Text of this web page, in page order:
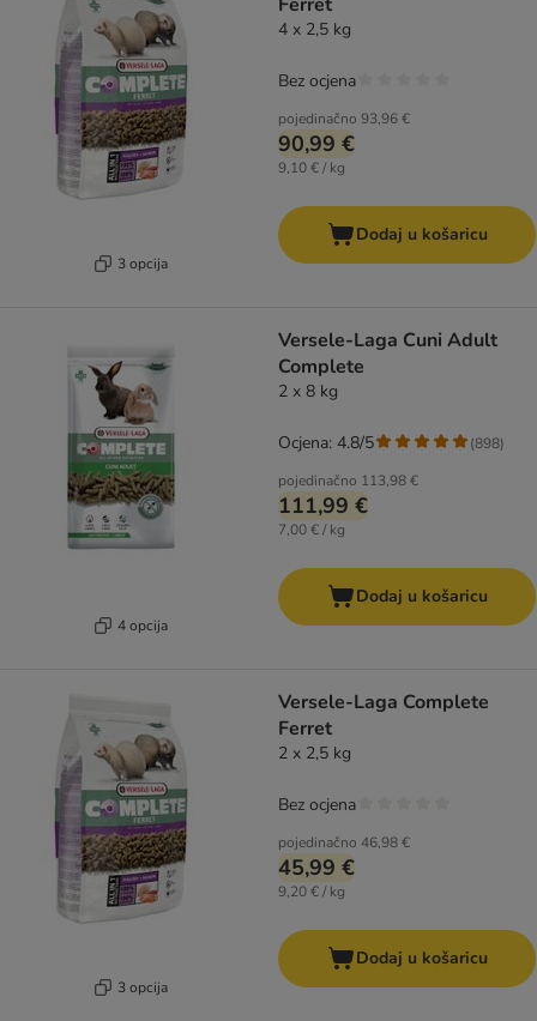
3 opcija
4 x 2,5 kg
pojedinačno 93,96 €
90,99 €
9,10 € / kg
Bez ocjena
Dodaj u košaricu
4 opcija
Versele-Laga Cuni Adult
Complete
2 x 8 kg
pojedinačno 113,98 €
111,99 €
7,00 € / kg
Ocjena: 4.8/5 (898)
Dodaj u košaricu
3 opcija
Versele-Laga Complete
Ferret
2 x 2,5 kg
pojedinačno 46,98 €
45,99 €
9,20 € / kg
Bez ocjena
Dodaj u košaricu